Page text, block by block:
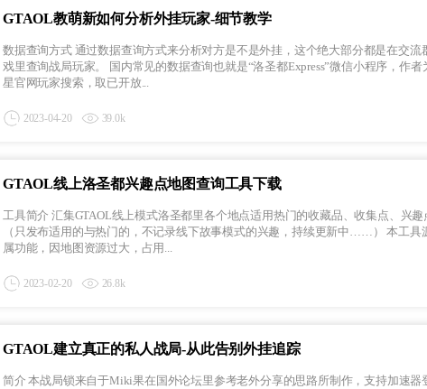
GTAOL教萌新如何分析外挂玩家-细节教学
数据查询方式 通过数据查询方式来分析对方是不是外挂，这个绝大部分都是在交流群里进行验证的，当然也可用于游
戏里查询战局玩家。 国内常见的数据查询也就是“洛圣都Express”微信小程序，作者为“空桑”所开发，原理则是利用R
星官网玩家搜索，取已开放...
2023-04-20 39.0k
GTAOL线上洛圣都兴趣点地图查询工具下载
工具简介 汇集GTAOL线上模式洛圣都里各个地点适用热门的收藏品、收集点、兴趣点、随机事件等等位置详细标记。
（只发布适用的与热门的，不记录线下故事模式的兴趣，持续更新中……） 本工具源自于“MikiGTAOL盒子”里面的附
属功能，因地图资源过大，占用...
2023-02-20 26.8k
GTAOL建立真正的私人战局-从此告别外挂追踪
简介 本战局锁来自于Miki果在国外论坛里参考老外分享的思路所制作，支持加速器登录加载游戏，与原来的所谓锁死